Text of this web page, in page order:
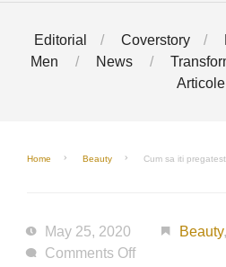
Editorial Coverstory
Men
News
Articole
Home Beauty Cum sa iti
May 25, 2020 Beauty,
Comments Offon